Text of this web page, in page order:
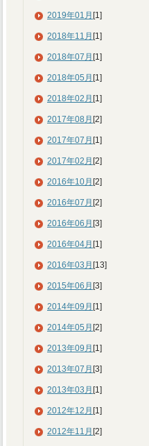
2019年01月 [1]
2018年11月 [1]
2018年07月 [1]
2018年05月 [1]
2018年02月 [1]
2017年08月 [2]
2017年07月 [1]
2017年02月 [2]
2016年10月 [2]
2016年07月 [2]
2016年06月 [3]
2016年04月 [1]
2016年03月 [13]
2015年06月 [3]
2014年09月 [1]
2014年05月 [2]
2013年09月 [1]
2013年07月 [3]
2013年03月 [1]
2012年12月 [1]
2012年11月 [2]